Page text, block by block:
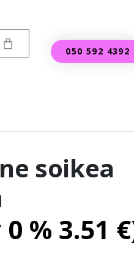
050 592 4392
soikea
% 3.51 €